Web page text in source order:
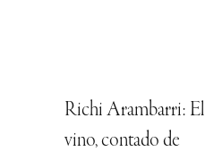
Richi Arambarri: El
vino, contado de